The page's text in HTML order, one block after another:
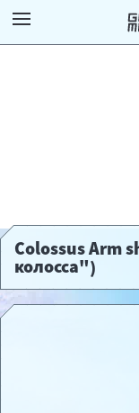
Colossus Arm
колосса")